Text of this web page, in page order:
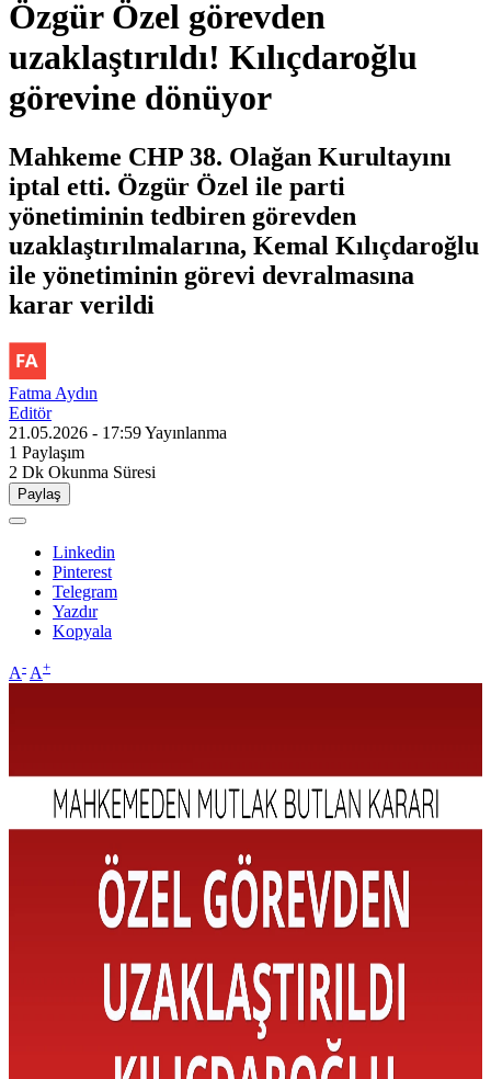
Özgür Özel görevden
uzaklaştırıldı! Kılıçdaroğlu
görevine dönüyor
Mahkeme CHP 38. Olağan Kurultayını
iptal etti. Özgür Özel ile parti
yönetiminin tedbiren görevden
uzaklaştırılmalarına, Kemal Kılıçdaroğlu
ile yönetiminin görevi devralmasına
karar verildi
Fatma Aydın
Editör
21.05.2026 - 17:59Yayınlanma
1 Paylaşım
2 Dk Okunma Süresi
Paylaş
Linkedin
Pinterest
Telegram
Yazdır
Kopyala
A- A+